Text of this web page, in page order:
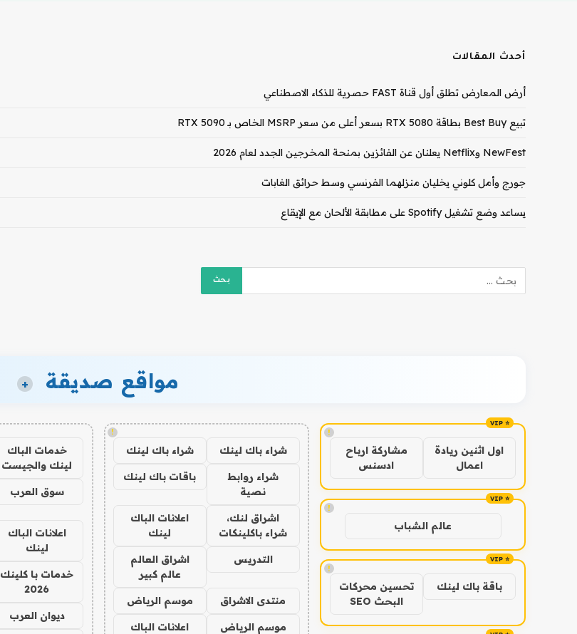
أحدث المقالات
أرض المعارض تطلق أول قناة FAST حصرية للذكاء الاصطناعي
تبيع Best Buy بطاقة RTX 5080 بسعر أعلى من سعر MSRP الخاص بـ RTX 5090
NewFest وNetflix يعلنان عن الفائزين بمنحة المخرجين الجدد لعام 2026
جورج وأمل كلوني يخليان منزلهما الفرنسي وسط حرائق الغابات
يساعد وضع تشغيل Spotify على مطابقة الألحان مع الإيقاع
مواقع صديقة +
!
اول اثنين ريادة
اعمال
مشاركة ارباح
ادسنس
!
عالم الشباب
!
باقة باك لينك
تحسين محركات
البحث SEO
!
شراء باك لينك شراء باك لينك
شراء روابط
نصية
باقات باك لينك
اشراق لنك،
شراء باكلينكات
اعلانات الباك
لينك
التدريس
اشراق العالم
عالم كبير
منتدى الاشراق موسم الرياض
موسم الرياض
اعلانات الباك
خدمات الباك
لينك والجيست
سوق العرب
اعلانات الباك
لينك
خدمات با كلينك
2026
ديوان العرب